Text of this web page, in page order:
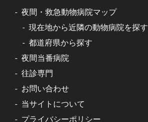
夜間・救急動物病院マップ
現在地から近隣の動物病院を探す
都道府県から探す
夜間当番病院
往診専門
お問い合わせ
当サイトについて
プライバシーポリシー